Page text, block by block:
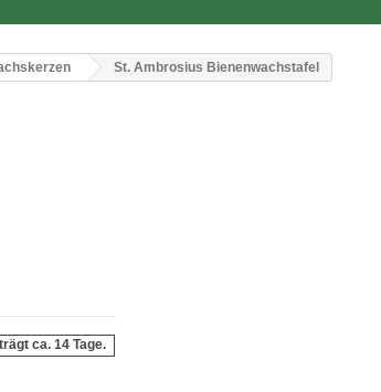
St. Ambrosius Bienenwachstafel
ca. 14 Tage.